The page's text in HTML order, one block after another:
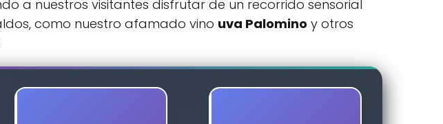
a nuestros visitantes disfrutar de un recorrido sensorial
como nuestro afamado vino uva Palomino y otros